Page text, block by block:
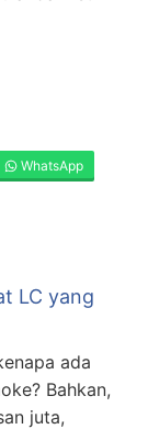
WhatsApp
LC yang
ada
Bahkan,
juta,